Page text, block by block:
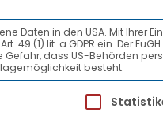
Gruppe
Daten in den USA. Mit Ihrer
49 (1) lit. a GDPR ein. Der
Gefahr, dass US-Behörden
besteht.
Gruppen, für